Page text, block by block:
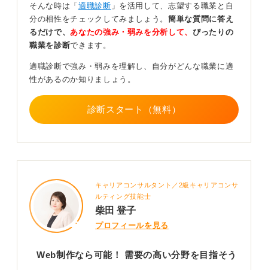
趣味として楽しむのかそれとも業界に入って企画やデザ
インといった側で支えるのか、自身の目標に合わせて道
を選びましょう。
市場で評価されるのは「スキルの掛け算」
スキルの掛け算によって、高収入は十分に目指せます。
絵を描くスキル単体ではなく、いくつかの要素を掛け合
わせることで市場価値が格段に上がります。
たとえば単に絵を描くだけでなく、デジタルツールを使
して収益を上げるモデルです。自分でキャラクターを作
ってSNSでバズらせ、そこからグッズ販売で大きな収益
を得るといったケースが具体的な成功例として挙げられ
ます。
0
そんな時は「 適職診断 」を活用して、志望する職業と自
分の相性をチェックしてみましょう。簡単な質問に答え
るだけで、 あなたの強み・弱みを分析して、 ぴったりの
職業を診断できます。
適職診断で強み・弱みを理解し、自分がどんな職業に適
性があるのか知りましょう。
診断スタート（無料）
キャリアコンサルタント／2級キャリアコンサ
ルティング技能士
柴田 登子
プロフィールを見る
Web制作なら可能！ 需要の高い分野を目指そう